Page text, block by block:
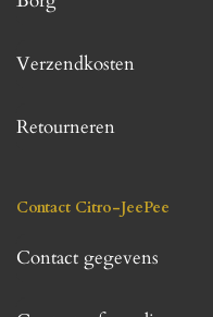
Verzendkosten
Retourneren
Contact Citro-JeePee
Contact gegevens